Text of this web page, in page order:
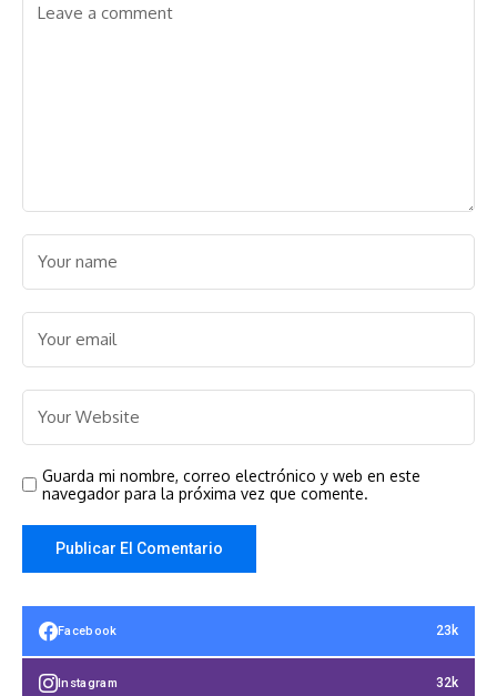
Guarda mi nombre, correo electrónico y web en este
navegador para la próxima vez que comente.
Facebook 23k
Instagram 32k